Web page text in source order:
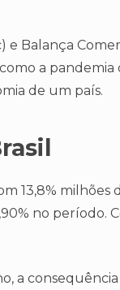
e Balança
a pandemia
de um país.
13,8% milhões
no período.
a